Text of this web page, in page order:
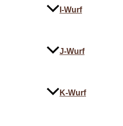
I-Wurf
J-Wurf
K-Wurf